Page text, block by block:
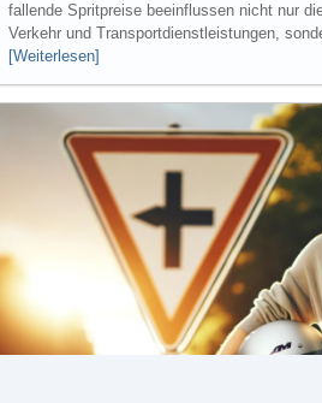
fallende Spritpreise beeinflussen nicht nur
Verkehr und Transportdienstleistungen,
[Weiterlesen]